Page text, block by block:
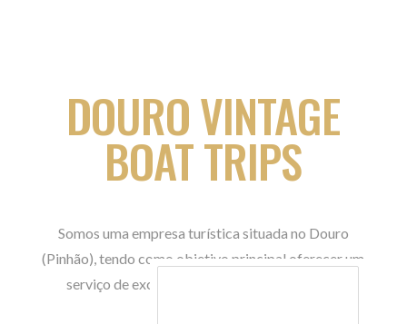
DOURO VINTAGE
BOAT TRIPS
Somos uma empresa turística situada no Douro
(Pinhão), tendo como objetivo principal oferecer um
serviço de excelência na atividade maritimo-